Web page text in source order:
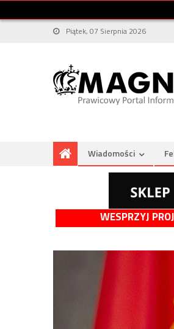
Piątek, 07 Sierpnia 2026
Wiadomości
WESPRZYJ